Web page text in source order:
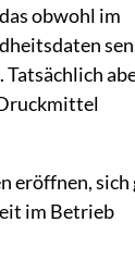
obwohl im
eröffnen, sich
im Betrieb